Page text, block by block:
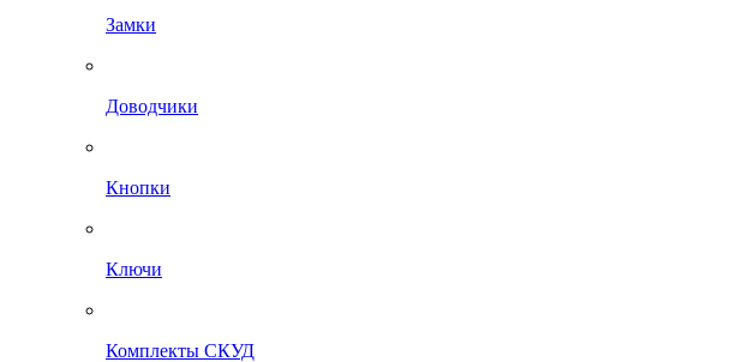
Замки
Доводчики
Кнопки
Ключи
Комплекты СКУД